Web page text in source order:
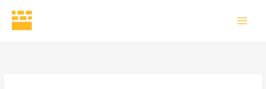
content